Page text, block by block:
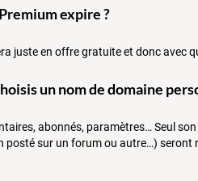
expire ?
juste en offre gratuite et donc avec
un nom de domaine
abonnés, paramètres… Seul
posté sur un forum ou autre…)